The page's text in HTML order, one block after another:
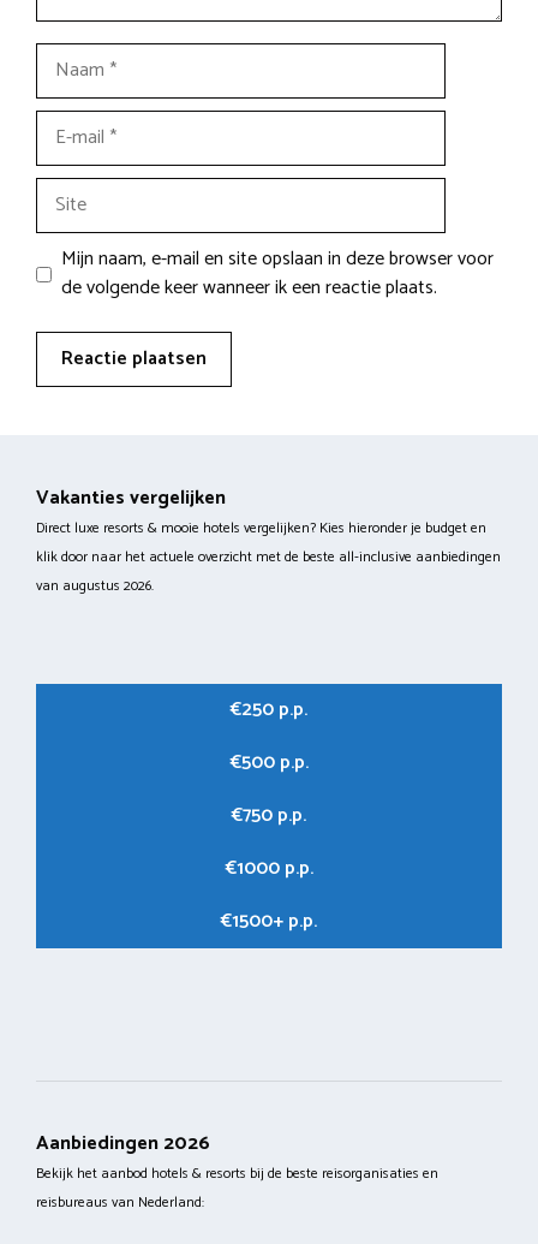
Naam
mail
Site
Mijn naam, e-mail en site opslaan in deze browser voor
de volgende keer wanneer ik een reactie plaats.
Vakanties vergelijken
Direct luxe resorts & mooie hotels vergelijken? Kies hieronder je budget en
klik door naar het actuele overzicht met de beste all-inclusive aanbiedingen
van augustus 2026.
€250 p.p.
€500 p.p.
€750 p.p.
€1000 p.p.
€1500+ p.p.
Aanbiedingen 2026
Bekijk het aanbod hotels & resorts bij de beste reisorganisaties en
reisbureaus van Nederland: